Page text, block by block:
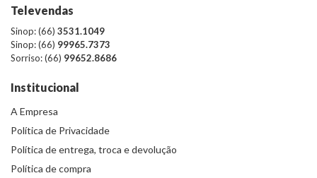
Televendas
Sinop: (66) 3531.1049
Sinop: (66) 99965.7373
Sorriso: (66) 99652.8686
Institucional
A Empresa
Política de Privacidade
Política de entrega, troca e devolução
Política de compra